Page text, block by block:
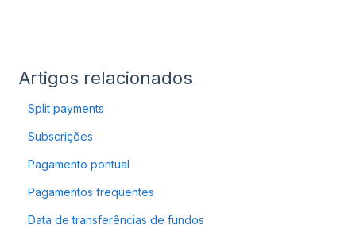
Artigos relacionados
Split payments
Subscrições
Pagamento pontual
Pagamentos frequentes
Data de transferências de fundos